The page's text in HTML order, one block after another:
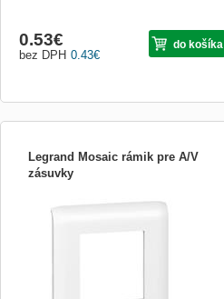
0.43€
bez DPH
0.53€ do košíka
Legrand Mosaic rámik pre A/V
zásuvky
Rámik LEGRAND pre audio/video
zásuvky Mosaic (HDMI, VGA, Jack,
omietku, pod omietku). Veľkosť 2 moduly,